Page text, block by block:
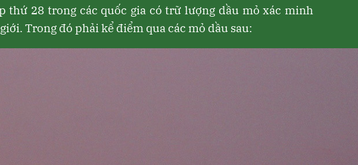
thứ 28 trong các quốc gia có trữ lượng dầu mỏ xác minh
. Trong đó phải kể điểm qua các mỏ dầu sau: